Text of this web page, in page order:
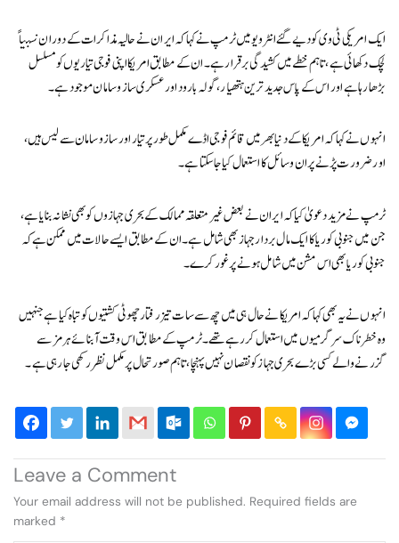
ایک امریکی ٹی وی کو دیے گئے انٹرویو میں ٹرمپ نے کہا کہ ایران نے حالیہ مذاکرات کے دوران نسبتاً
لچک دکھائی ہے، تاہم خطے میں کشیدگی برقرار ہے۔ ان کے مطابق امریکا اپنی فوجی تیاریوں کو مسلسل
بڑھا رہا ہے اور اس کے پاس جدید ترین ہتھیار، گولہ بارود اور عسکری ساز و سامان موجود ہے۔
انہوں نے کہا کہ امریکا کے دنیا بھر میں قائم فوجی اڈے مکمل طور پر تیار اور ساز و سامان سے لیس ہیں،
اور ضرورت پڑنے پر ان وسائل کا استعمال کیا جا سکتا ہے۔
ٹرمپ نے مزید دعویٰ کیا کہ ایران نے بعض غیر متعلقہ ممالک کے بحری جہازوں کو بھی نشانہ بنایا ہے،
جن میں جنوبی کوریا کا ایک مال بردار جہاز بھی شامل ہے۔ ان کے مطابق ایسے حالات میں ممکن ہے کہ
جنوبی کوریا بھی اس مشن میں شامل ہونے پر غور کرے۔
انہوں نے یہ بھی کہا کہ امریکا نے حال ہی میں چھ سے سات تیز رفتار چھوٹی کشتیوں کو تباہ کیا ہے جنہیں
وہ خطرناک سرگرمیوں میں استعمال کر رہے تھے۔ ٹرمپ کے مطابق اس وقت آبنائے ہرمز سے
گزرنے والے کسی بڑے بحری جہاز کو نقصان نہیں پہنچا، تاہم صورتحال پر مکمل نظر رکھی جا رہی ہے۔
Leave a Comment
Your email address will not be published. Required fields are
marked *